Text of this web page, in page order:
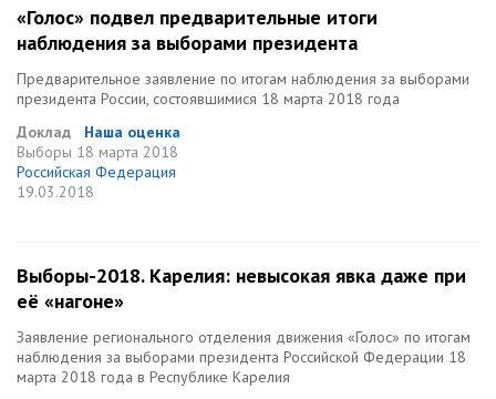
«Голос» подвел предварительные итоги
наблюдения за выборами президента
Предварительное заявление по итогам наблюдения за выборами
президента России, состоявшимися 18 марта 2018 года
Доклад
Наша оценка
Выборы 18 марта 2018
Российская Федерация
19.03.2018
Выборы-2018. Карелия: невысокая явка даже при
её «нагоне»
Заявление регионального отделения движения «Голос» по итогам
наблюдения за выборами президента Российской Федерации 18
марта 2018 года в Республике Карелия